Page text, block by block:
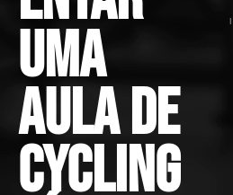
uma
aula de
cycling